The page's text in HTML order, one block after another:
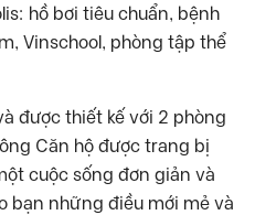
hồ bơi tiêu chuẩn, bệnh
Vinschool, phòng tập thể
được thiết kế với 2 phòng
Căn hộ được trang bị
cuộc sống đơn giản và
bạn những điều mới mẻ và